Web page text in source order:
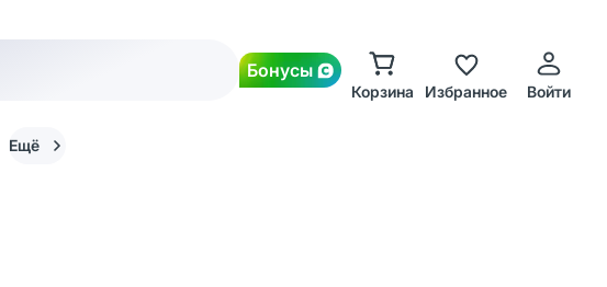
Бонусы
Корзина Избранное Войти
Ещё